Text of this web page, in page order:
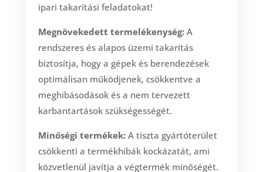
ipari takarítási feladatokat!
Megnövekedett termelékenység:A
rendszeres és alapos üzemi takarítás
biztosítja, hogy a gépek és berendezések
optimálisan működjenek, csökkentve a
meghibásodások és a nem tervezett
karbantartások szükségességét.
Minőségi termékek:A tiszta gyártóterület
csökkenti a termékhibák kockázatát, ami
közvetlenül javítja a végtermék minőségét.